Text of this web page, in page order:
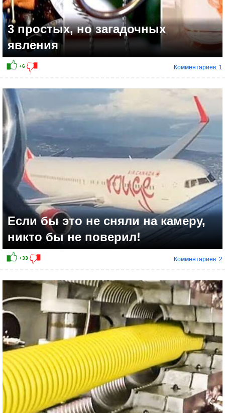
+3
3 простых, но загадочных
явления
Комментариев: 1
Если бы это не сняли на камеру,
никто бы не поверил!
Комментариев: 2